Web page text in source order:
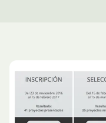
Hizkuntza: ES CA GL